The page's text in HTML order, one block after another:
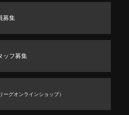
募集
ッフ募集
ーグオンラインショップ）